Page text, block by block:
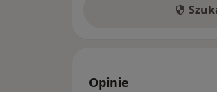
Opinie